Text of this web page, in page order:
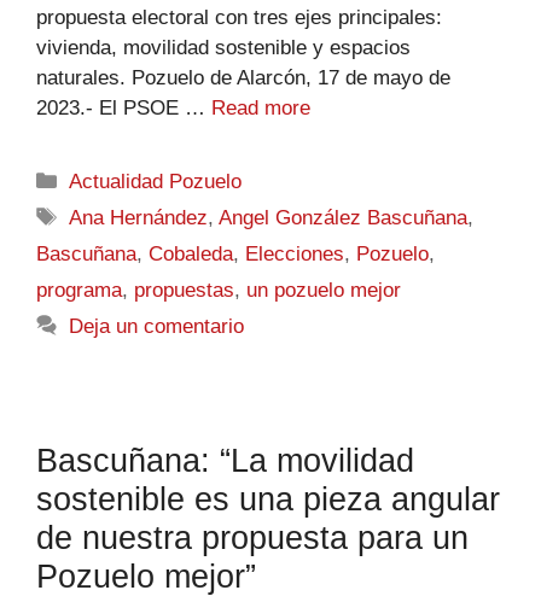
propuesta electoral con tres ejes principales:
vivienda, movilidad sostenible y espacios
naturales. Pozuelo de Alarcón, 17 de mayo de
2023.- El PSOE … Read more
Actualidad Pozuelo
Ana Hernández,Angel González Bascuñana,
Bascuñana, Cobaleda, Elecciones, Pozuelo,
programa, propuestas, un pozuelo mejor
Deja un comentario
Bascuñana: “La movilidad
sostenible es una pieza angular
de nuestra propuesta para un
Pozuelo mejor”